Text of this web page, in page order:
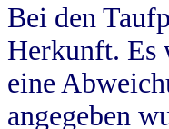
Bei den
Herkunft. Es
eine
angegeben